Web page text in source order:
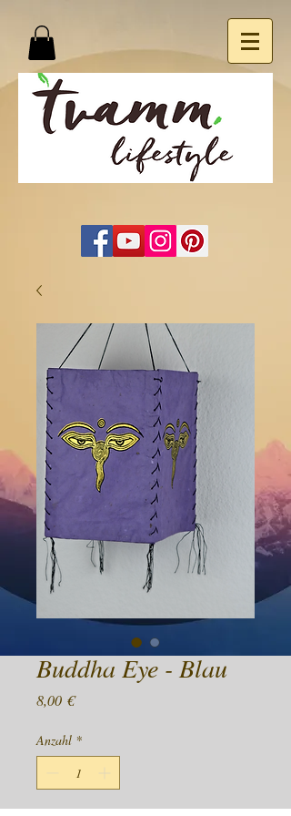
Buddha Eye - Blau
8,00 €Preis
Anzahl *